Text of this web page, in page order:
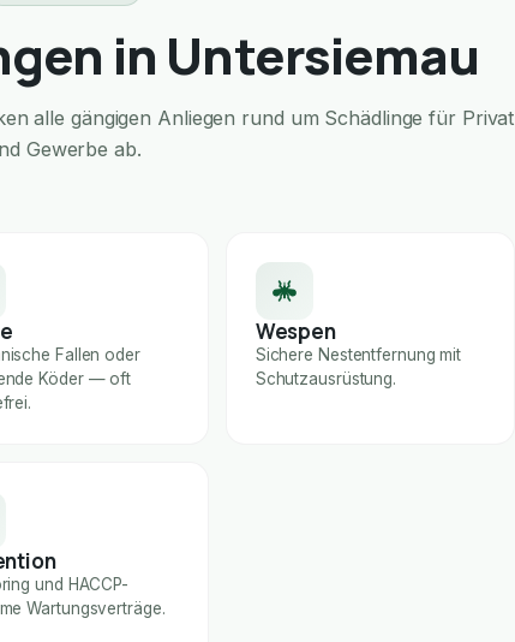
in Untersiemau
alle gängigen Anliegen rund um Schädlinge für Privat
Gewerbe ab.
Fallen oder
Köder — oft
Wespen
Sichere Nestentfernung mit
Schutzausrüstung.
und HACCP-
Wartungsverträge.